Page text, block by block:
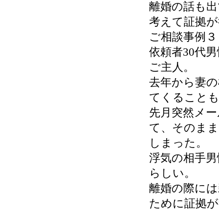
離婚の話も
考えて証拠
ご相談事例３
依頼者30代
ご主人。
去年から妻
てくること
先月突然メ
て、そのま
しまった。
浮気の相手
らしい。
離婚の際に
ために証拠